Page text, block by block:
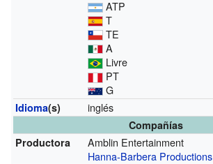
ATP
T
TE
A
Livre
PT
G
Idioma(s) inglés
Compañías
Productora
Amblin Entertainment
Hanna-Barbera Productions